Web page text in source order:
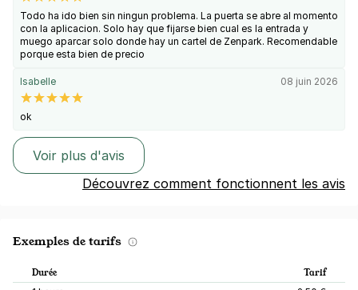
Todo ha ido bien sin ningun problema. La puerta se abre al momento
con la aplicacion. Solo hay que fijarse bien cual es la entrada y
muego aparcar solo donde hay un cartel de Zenpark. Recomendable
porque esta bien de precio
Isabelle 08 juin 2026
ok
Voir plus d'avis
Découvrez comment fonctionnent les avis
Exemples de tarifs
Durée Tarif